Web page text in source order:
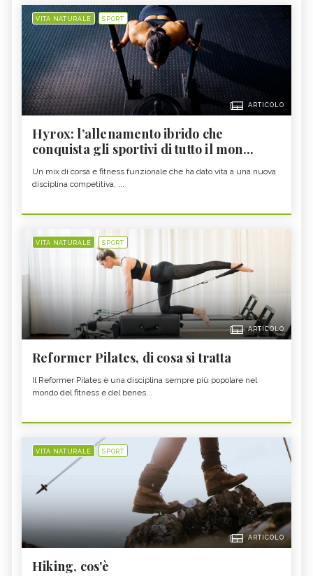
VITA NATURALE SPORT
ARTICOLO
Hyrox: l’allenamento ibrido che
conquista gli sportivi di tutto il mon...
Un mix di corsa e fitness funzionale che ha dato vita a una nuova
disciplina competitiva, ...
VITA NATURALE SPORT
ARTICOLO
Reformer Pilates, di cosa si tratta
Il Reformer Pilates è una disciplina sempre più popolare nel
mondo del fitness e del benes...
VITA NATURALE SPORT
ARTICOLO
Hiking, cos'è